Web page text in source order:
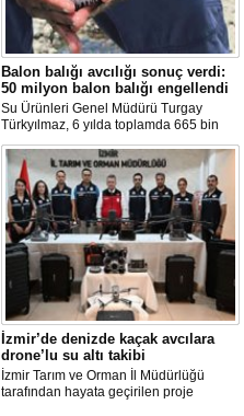
Balon balığı avcılığı sonuç verdi:
50 milyon balon balığı engellendi
Su Ürünleri Genel Müdürü Turgay
Türkyılmaz, 6 yılda toplamda 665 bin
balon balığının ekosistemden
uzaklaştırıldığını belirterek, "Balon balığı
avcılığı sayesinde, yaklaşık 50 milyon
yeni balon balığının ekosisteme
katılması önlendi." dedi.
İzmir’de denizde kaçak avcılara
drone’lu su altı takibi
İzmir Tarım ve Orman İl Müdürlüğü
tarafından hayata geçirilen proje